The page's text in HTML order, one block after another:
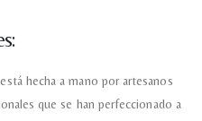
hecha a mano por artesanos
que se han perfeccionado a